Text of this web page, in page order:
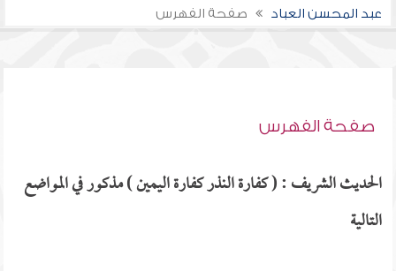
عبد المحسن العباد
صفحة الفهرس
صفحة الفهرس
الحديث الشريف : ( كفارة النذر كفارة اليمين ) مذكور في المواضع
التالية